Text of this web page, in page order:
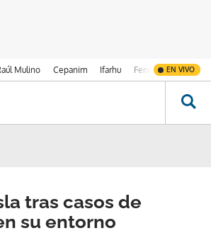
Mulino Cepanim Ifarhu Fenómeno de El
EN VIVO
tras casos de
su entorno